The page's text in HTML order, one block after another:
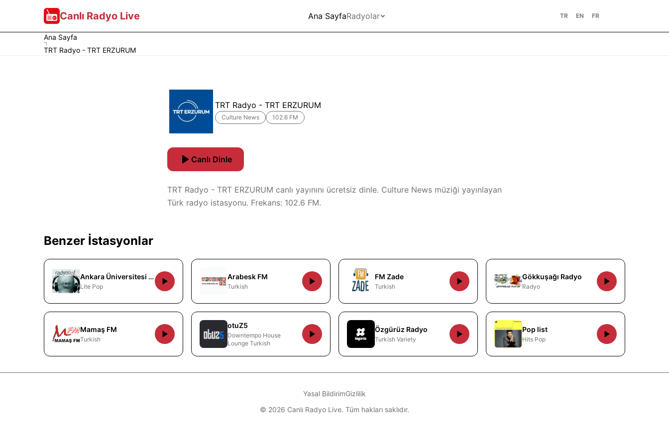
Canlı Radyo Live Ana SayfaRadyolar TR EN FR
Ana Sayfa
TRT Radyo - TRT ERZURUM
TRT Radyo - TRT ERZURUM
Culture News 102.6 FM
Canlı Dinle
TRT Radyo - TRT ERZURUM canlı yayınını ücretsiz dinle. Culture News müziği yayınlayan
Türk radyo istasyonu. Frekans: 102.6 FM.
Benzer İstasyonlar
Ankara Üniversitesi Radyosu
Lite Pop
Arabesk FM
Turkish
FM Zade
Turkish
Gökkuşağı Radyo
Radyo
Mamaş FM
Turkish
otuZ5
Downtempo House
Lounge Turkish
Özgürüz Radyo
Turkish Variety
Pop list
Hits Pop
Yasal BildirimGizlilik
© 2026 Canlı Radyo Live. Tüm hakları saklıdır.